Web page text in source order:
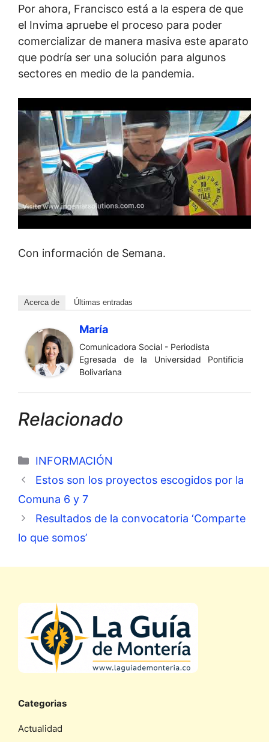
Por ahora, Francisco está a la espera de que
el Invima apruebe el proceso para poder
comercializar de manera masiva este aparato
que podría ser una solución para algunos
sectores en medio de la pandemia.
Con información de Semana.
Acerca de Últimas entradas
María
Comunicadora Social - Periodista
Egresada de la Universidad Pontificia
Bolivariana
Relacionado
Categorías
INFORMACIÓN
Estos son los proyectos escogidos por la
Comuna 6 y 7
Resultados de la convocatoria ‘Comparte
lo que somos’
Categorias
Actualidad